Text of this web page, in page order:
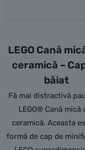
LEGO Cană
ceramică –
băiat
Fă mai distractivă
LEGO® Cană mică
ceramică. Aceasta
formă de cap de